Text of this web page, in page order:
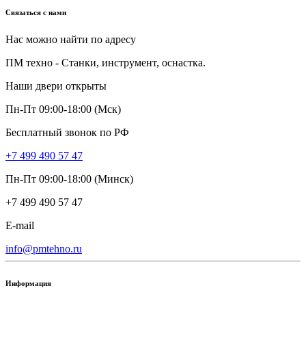
Связаться с нами
Нас можно найти по адресу
ПМ техно - Станки, инструмент, оснастка.
Наши двери открыты
Пн-Пт 09:00-18:00 (Мск)
Бесплатный звонок по РФ
+7 499 490 57 47
Пн-Пт 09:00-18:00 (Минск)
+7 499 490 57 47
E-mail
info@pmtehno.ru
Информация